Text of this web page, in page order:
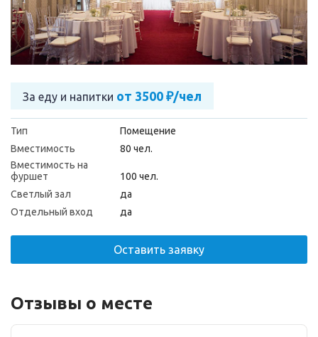
За еду и напитки от 3500 ₽/чел
Тип
Помещение
Вместимость
80 чел.
Вместимость на
фуршет
100 чел.
Светлый зал
да
Отдельный вход
да
Оставить заявку
Отзывы о месте